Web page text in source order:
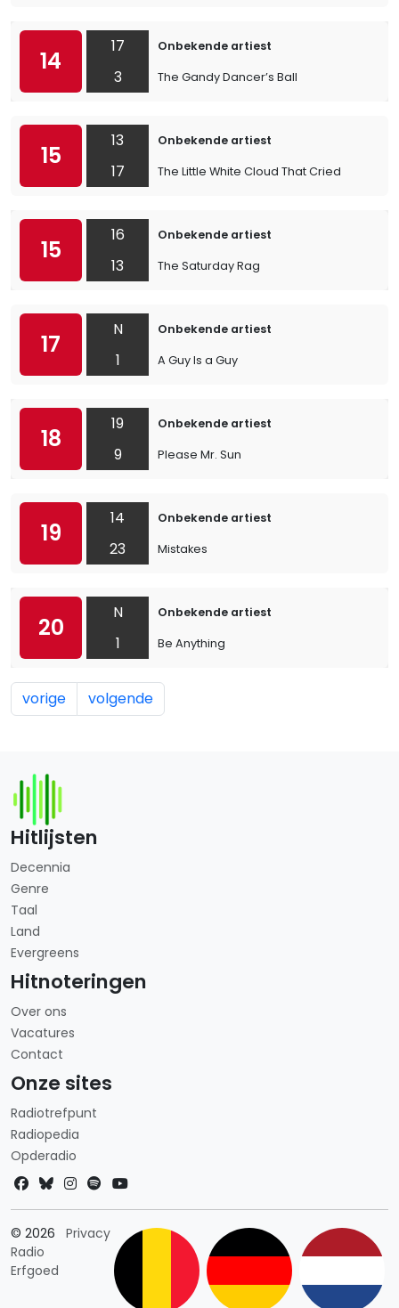
14
17
3
Onbekende artiest
The Gandy Dancer’s Ball
15
13
17
Onbekende artiest
The Little White Cloud That Cried
15
16
13
Onbekende artiest
The Saturday Rag
17
N
1
Onbekende artiest
A Guy Is a Guy
18
19
9
Onbekende artiest
Please Mr. Sun
19
14
23
Onbekende artiest
Mistakes
20
N
1
Onbekende artiest
Be Anything
vorige volgende
Hitlijsten
Decennia
Genre
Taal
Land
Evergreens
Hitnoteringen
Over ons
Vacatures
Contact
Onze sites
Radiotrefpunt
Radiopedia
Opderadio
© 2026
Radio
Erfgoed
PrivacyLandkeuze